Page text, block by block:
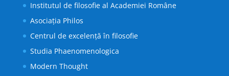
Institutul de filosofie al Academiei Române
Asociația Philos
Centrul de excelență în filosofie
Studia Phaenomenologica
Modern Thought